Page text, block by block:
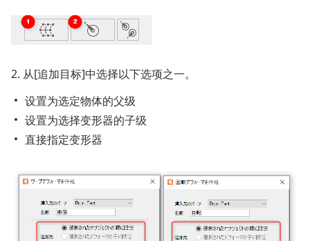
2. 从[追加目标]中选择以下选项之一。
设置为选定物体的父级
设置为选择变形器的子级
直接指定变形器